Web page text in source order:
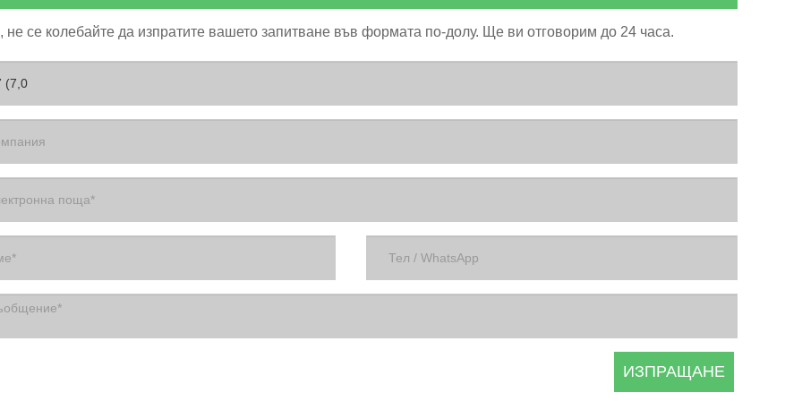
не се колебайте да изпратите вашето запитване във формата по-долу. Ще ви отговорим до 24 часа.